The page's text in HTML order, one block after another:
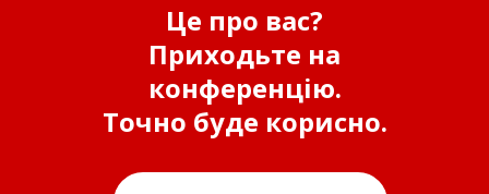
Це про вас?
Приходьте на
конференцію.
Точно буде корисно.